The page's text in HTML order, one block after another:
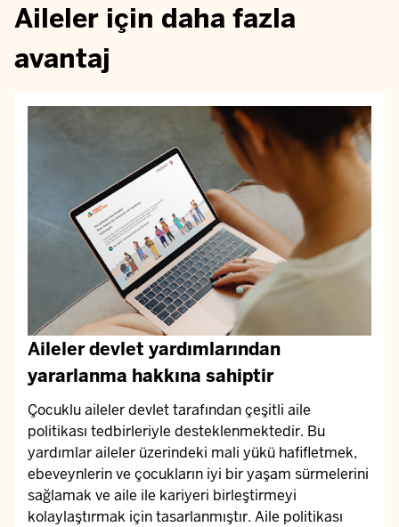
Aileler için daha fazla
avantaj
Aileler devlet yardımlarından
yararlanma hakkına sahiptir
Çocuklu aileler devlet tarafından çeşitli aile
politikası tedbirleriyle desteklenmektedir. Bu
yardımlar aileler üzerindeki mali yükü hafifletmek,
ebeveynlerin ve çocukların iyi bir yaşam sürmelerini
sağlamak ve aile ile kariyeri birleştirmeyi
kolaylaştırmak için tasarlanmıştır. Aile politikası